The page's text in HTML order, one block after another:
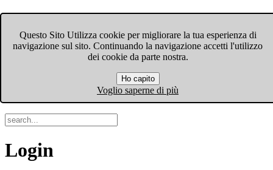
Questo Sito Utilizza cookie per migliorare la tua esperienza di
navigazione sul sito. Continuando la navigazione accetti l'utilizzo
dei cookie da parte nostra.
Ho capito
Voglio saperne di più
Menu
Login